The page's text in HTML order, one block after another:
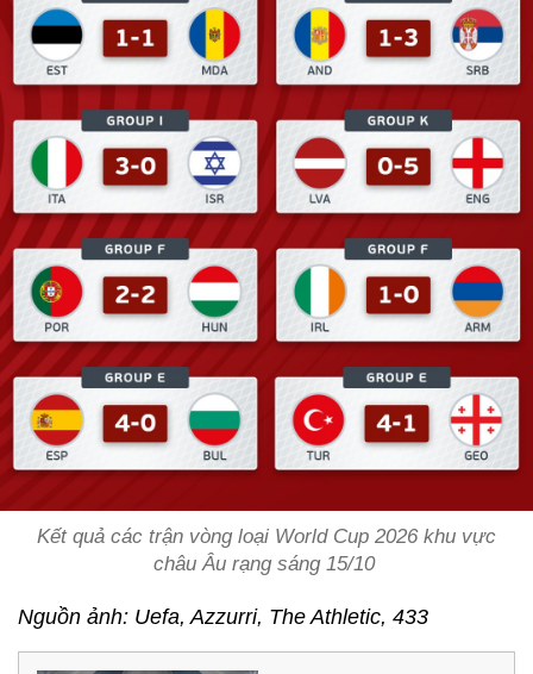
Kết quả các trận vòng loại World Cup 2026 khu vực
châu Âu rạng sáng 15/10
Nguồn ảnh: Uefa, Azzurri, The Athletic, 433